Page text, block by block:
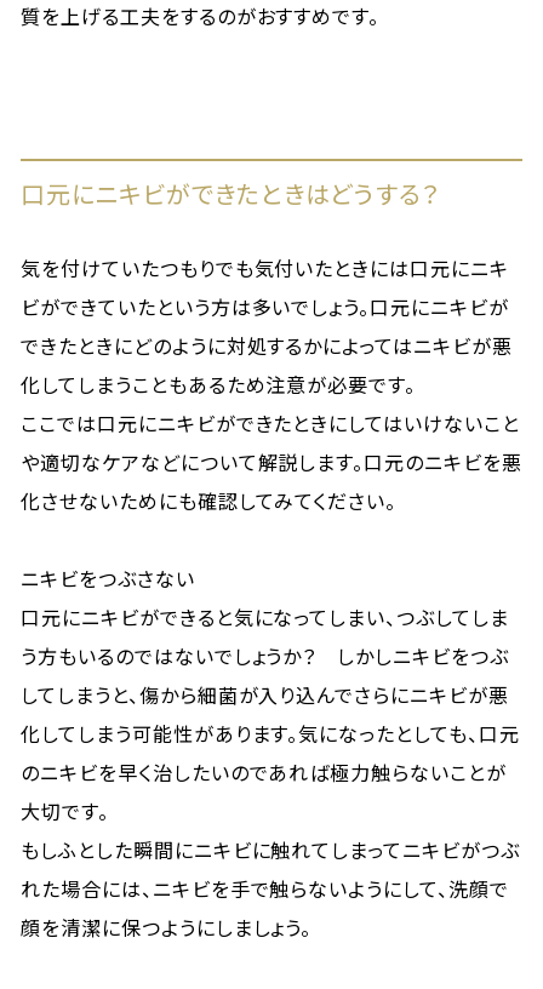
質を上げる工夫をするのがおすすめです。
口元にニキビができたときはどうする？
気を付けていたつもりでも気付いたときには口元にニキ
ビができていたという方は多いでしょう。口元にニキビが
できたときにどのように対処するかによってはニキビが悪
化してしまうこともあるため注意が必要です。
ここでは口元にニキビができたときにしてはいけないこと
や適切なケアなどについて解説します。口元のニキビを悪
化させないためにも確認してみてください。
ニキビをつぶさない
口元にニキビができると気になってしまい、つぶしてしま
う方もいるのではないでしょうか？ しかしニキビをつぶ
してしまうと、傷から細菌が入り込んでさらにニキビが悪
化してしまう可能性があります。気になったとしても、口元
のニキビを早く治したいのであれば極力触らないことが
大切です。
もしふとした瞬間にニキビに触れてしまってニキビがつぶ
れた場合には、ニキビを手で触らないようにして、洗顔で
顔を清潔に保つようにしましょう。